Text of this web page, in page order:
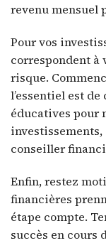
revenu mensuel
Pour vos
correspondent à
risque.
l’essentiel est
éducatives pour
conseiller
Enfin, restez
financières
étape compte.
succès en cours